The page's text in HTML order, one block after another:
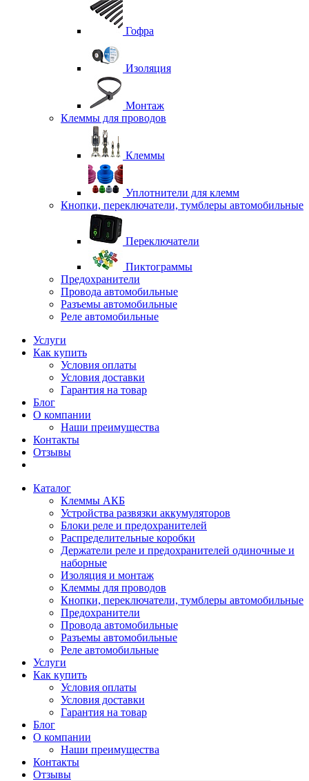
Гофра
Изоляция
Монтаж
Клеммы для проводов
Клеммы
Уплотнители для клемм
Кнопки, переключатели, тумблеры автомобильные
Переключатели
Пиктограммы
Предохранители
Провода автомобильные
Разъемы автомобильные
Реле автомобильные
Услуги
Как купить
Условия оплаты
Условия доставки
Гарантия на товар
Блог
О компании
Наши преимущества
Контакты
Отзывы
Каталог
Клеммы АКБ
Устройства развязки аккумуляторов
Блоки реле и предохранителей
Распределительные коробки
Держатели реле и предохранителей одиночные и
наборные
Изоляция и монтаж
Клеммы для проводов
Кнопки, переключатели, тумблеры автомобильные
Предохранители
Провода автомобильные
Разъемы автомобильные
Реле автомобильные
Услуги
Как купить
Условия оплаты
Условия доставки
Гарантия на товар
Блог
О компании
Наши преимущества
Контакты
Отзывы